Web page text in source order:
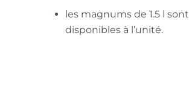
les magnums de 1.5 l sont
disponibles à l’unité.